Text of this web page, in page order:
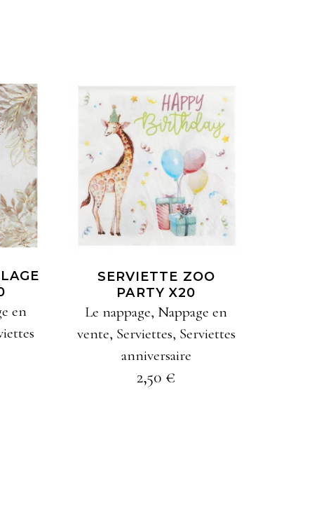
en
AJOUTER À MA
SÉLECTION
SERVIETTE ZOO
PARTY X20
Le nappage, Nappage en
vente, Serviettes, Serviettes
anniversaire
2,50 €